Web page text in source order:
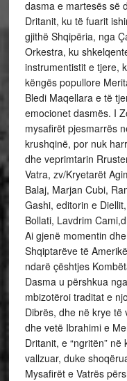
dasma e martesës së
Dritanit, ku të fuarit
gjithë Shqipëria, nga
Orkestra, ku
instrumentistit e tjere,
këngës popullore
Bledi Maqellara e të
emocionet dasmës. I
mysafirët pjesmarrës
krushqinë, por nuk
dhe veprimtarin
Vatra, zv/Kryetarët
Balaj, Marjan Cubi,
Gashi, editorin e
Bollati, Lavdrim
Ai gjenë momentin
Shqiptarëve të
ndarë çështjes
Dasma u përshkua
mbizotëroi traditat e
Dibrës, dhe në krye
dhe vetë Ibrahimi e
Dritanit, e “ngritën”
vallzuar, duke
Mysafirët e Vatrës